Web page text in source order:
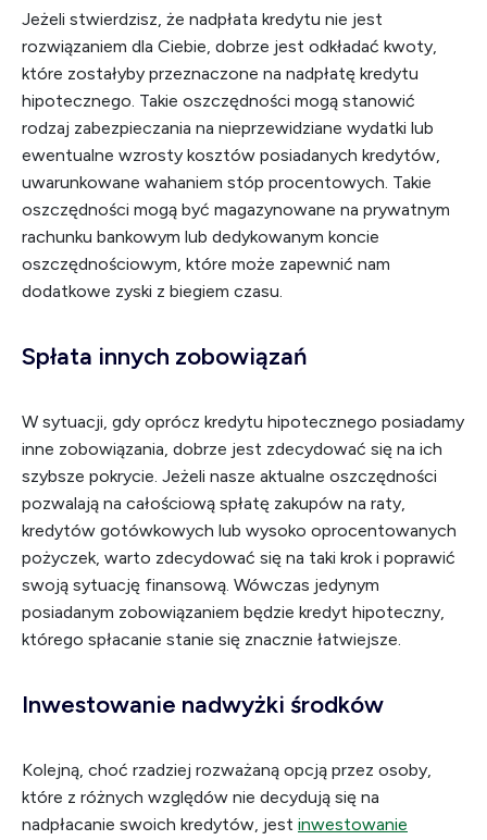
Jeżeli stwierdzisz, że nadpłata kredytu nie jest
rozwiązaniem dla Ciebie, dobrze jest odkładać kwoty,
które zostałyby przeznaczone na nadpłatę kredytu
hipotecznego. Takie oszczędności mogą stanowić
rodzaj zabezpieczania na nieprzewidziane wydatki lub
ewentualne wzrosty kosztów posiadanych kredytów,
uwarunkowane wahaniem stóp procentowych. Takie
oszczędności mogą być magazynowane na prywatnym
rachunku bankowym lub dedykowanym koncie
oszczędnościowym, które może zapewnić nam
dodatkowe zyski z biegiem czasu.
Spłata innych zobowiązań
W sytuacji, gdy oprócz kredytu hipotecznego posiadamy
inne zobowiązania, dobrze jest zdecydować się na ich
szybsze pokrycie. Jeżeli nasze aktualne oszczędności
pozwalają na całościową spłatę zakupów na raty,
kredytów gotówkowych lub wysoko oprocentowanych
pożyczek, warto zdecydować się na taki krok i poprawić
swoją sytuację finansową. Wówczas jedynym
posiadanym zobowiązaniem będzie kredyt hipoteczny,
którego spłacanie stanie się znacznie łatwiejsze.
Inwestowanie nadwyżki środków
Kolejną, choć rzadziej rozważaną opcją przez osoby,
które z różnych względów nie decydują się na
nadpłacanie swoich kredytów, jest inwestowanie